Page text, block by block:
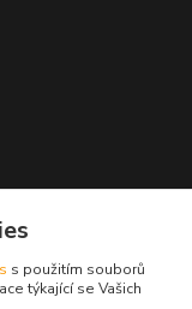
s použitím souborů
týkající se Vašich